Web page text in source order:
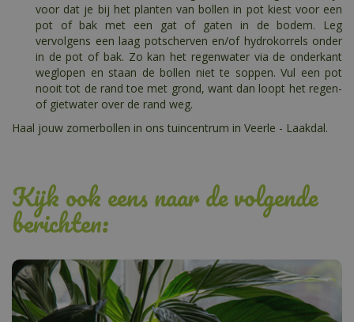
voor dat je bij het planten van bollen in pot kiest voor een
pot of bak met een gat of gaten in de bodem. Leg
vervolgens een laag potscherven en/of hydrokorrels onder
in de pot of bak. Zo kan het regenwater via de onderkant
weglopen en staan de bollen niet te soppen. Vul een pot
nooit tot de rand toe met grond, want dan loopt het regen-
of gietwater over de rand weg.
Haal jouw zomerbollen in ons tuincentrum in Veerle - Laakdal.
Kijk ook eens naar de volgende
berichten: